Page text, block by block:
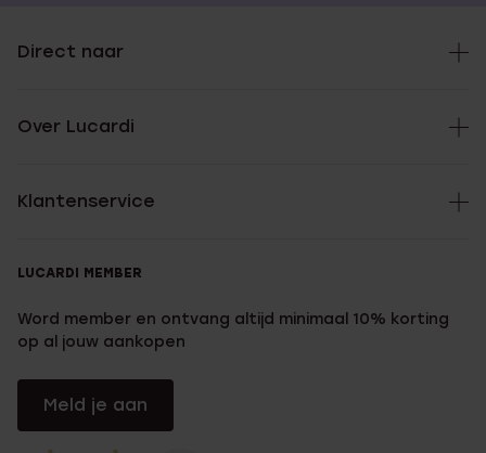
Direct naar
Over Lucardi
Klantenservice
LUCARDI MEMBER
Word member en ontvang altijd minimaal 10% korting
op al jouw aankopen
Meld je aan